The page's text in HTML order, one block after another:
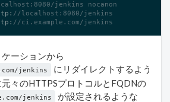
jenkins nocanon
//localhost:8080/jenkins
//ci.example.com/jenkins
ーションから
jenkins
にリダイレクトするよう
々のHTTPSプロトコルとFQDNの
jenkins
が設定されるような